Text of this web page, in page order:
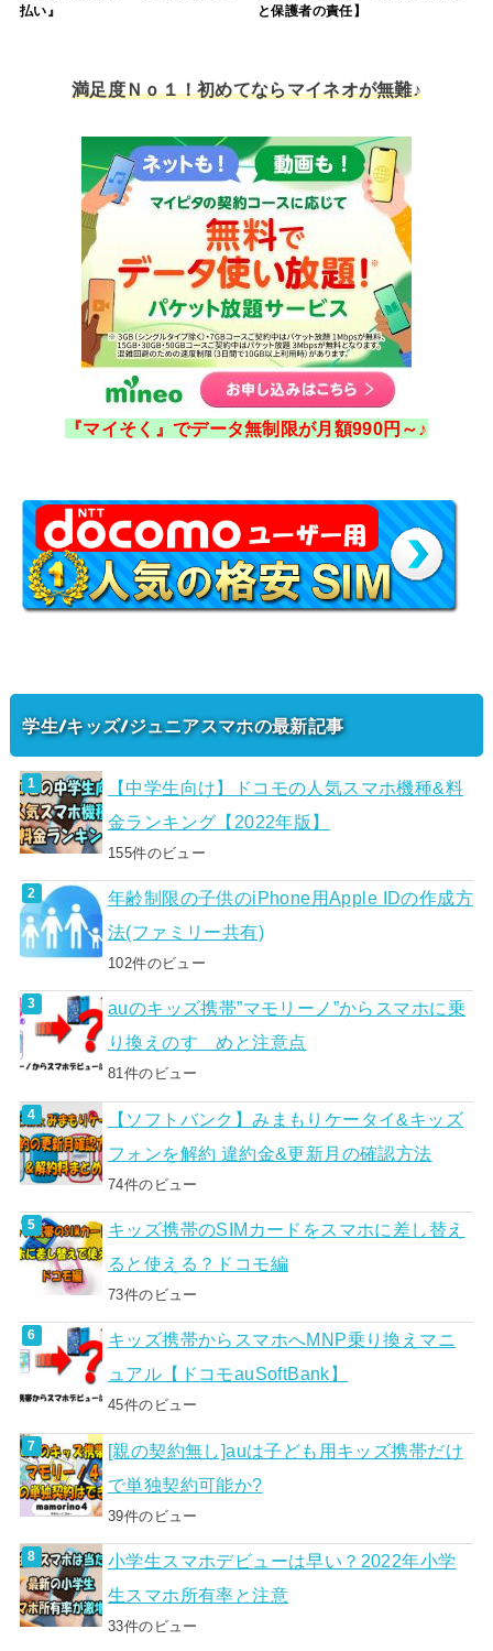
払い』
と保護者の責任】
満足度Ｎｏ１！初めてならマイネオが無難♪
『マイそく』でデータ無制限が月額990円～♪
学生/キッズ/ジュニアスマホの最新記事
【中学生向け】ドコモの人気スマホ機種&料
金ランキング【2022年版】
155件のビュー
年齢制限の子供のiPhone用Apple IDの作成方
法(ファミリー共有)
102件のビュー
auのキッズ携帯”マモリーノ”からスマホに乗
り換えのすゝめと注意点
81件のビュー
【ソフトバンク】みまもりケータイ&キッズ
フォンを解約 違約金&更新月の確認方法
74件のビュー
キッズ携帯のSIMカードをスマホに差し替え
ると使える？ドコモ編
73件のビュー
キッズ携帯からスマホへMNP乗り換えマニ
ュアル【ドコモauSoftBank】
45件のビュー
[親の契約無し]auは子ども用キッズ携帯だけ
で単独契約可能か?
39件のビュー
小学生スマホデビューは早い？2022年小学
生スマホ所有率と注意
33件のビュー